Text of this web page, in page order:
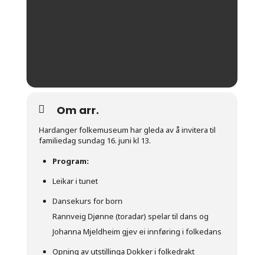
Om arr.
Hardanger folkemuseum har gleda av å invitera til
familiedag sundag 16. juni kl 13.
Program:
Leikar i tunet
Dansekurs for born
Rannveig Djønne (toradar) spelar til dans og
Johanna Mjeldheim gjev ei innføring i folkedans
Opning av utstillinga Dokker i folkedrakt